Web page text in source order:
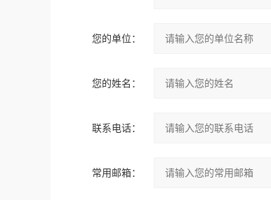
您的单位：
您的姓名：
联系电话：
常用邮箱：